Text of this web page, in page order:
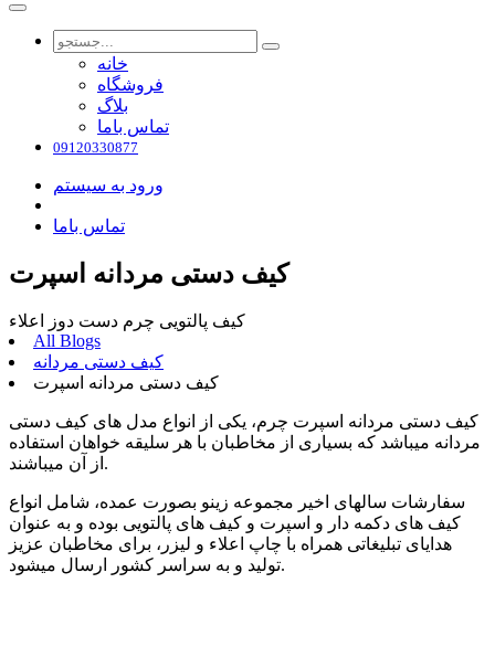
خانه
فروشگاه
بلاگ
تماس باما
09120330877
ورود به سیستم
تماس باما
کیف دستی مردانه اسپرت
کیف پالتویی چرم دست دوز اعلاء
All Blogs
کیف دستی مردانه
کیف دستی مردانه اسپرت
کیف دستی مردانه اسپرت چرم، یکی از انواع مدل های کیف دستی
مردانه میباشد که بسیاری از مخاطبان با هر سلیقه خواهان استفاده
از آن میباشند.
سفارشات سالهای اخیر مجموعه زینو بصورت عمده، شامل انواع
کیف های دکمه دار و اسپرت و کیف های پالتویی بوده و به عنوان
هدایای تبلیغاتی همراه با چاپ اعلاء و لیزر، برای مخاطبان عزیز
تولید و به سراسر کشور ارسال میشود.